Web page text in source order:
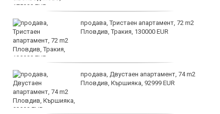
продава, Тристаен апартамент, 72 m2
Пловдив, Тракия, 130000 EUR
продава, Двустаен апартамент, 74 m2
Пловдив, Кършияка, 92999 EUR